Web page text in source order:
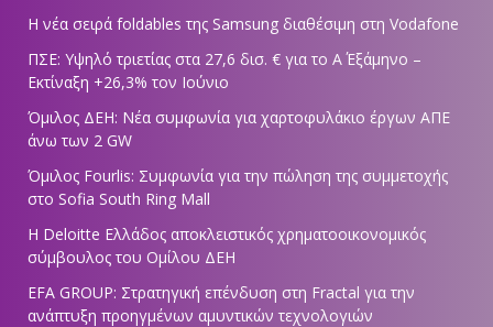
Η νέα σειρά foldables της Samsung διαθέσιμη στη Vodafone
ΠΣΕ: Υψηλό τριετίας στα 27,6 δισ. € για το Α΄ Εξάμηνο –
Εκτίναξη +26,3% τον Ιούνιο
Όμιλος ΔΕΗ: Νέα συμφωνία για χαρτοφυλάκιο έργων ΑΠΕ
άνω των 2 GW
Όμιλος Fourlis: Συμφωνία για την πώληση της συμμετοχής
στο Sofia South Ring Mall
Η Deloitte Ελλάδος αποκλειστικός χρηματοοικονομικός
σύμβουλος του Ομίλου ΔΕΗ
EFA GROUP: Στρατηγική επένδυση στη Fractal για την
ανάπτυξη προηγμένων αμυντικών τεχνολογιών